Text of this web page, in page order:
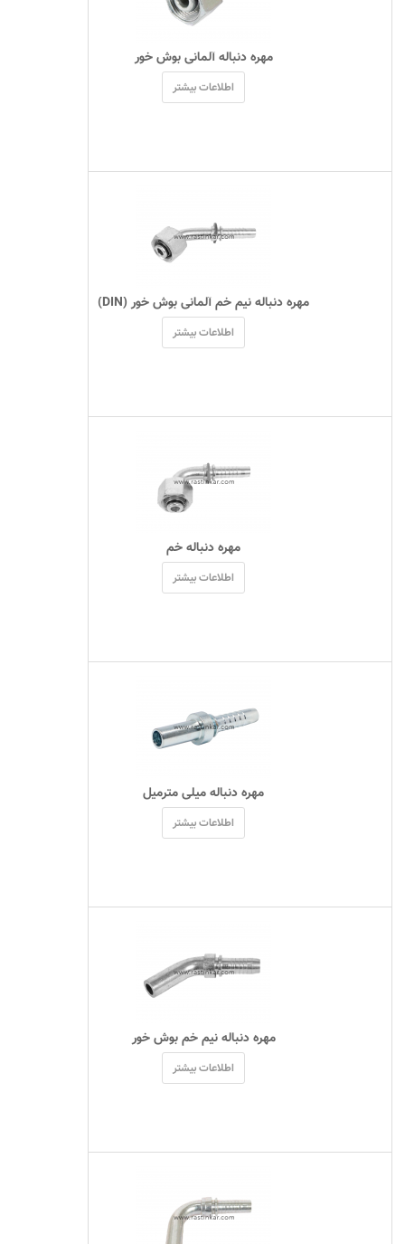
مهره دنباله آلمانی بوش خور
اطلاعات بیشتر
مهره دنباله نیم خم آلمانی بوش خور (DIN)
اطلاعات بیشتر
مهره دنباله خم
اطلاعات بیشتر
مهره دنباله میلی مترمیل
اطلاعات بیشتر
مهره دنباله نیم خم بوش خور
اطلاعات بیشتر